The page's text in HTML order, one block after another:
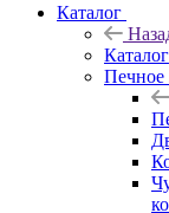
Каталог
Каталог
Печное